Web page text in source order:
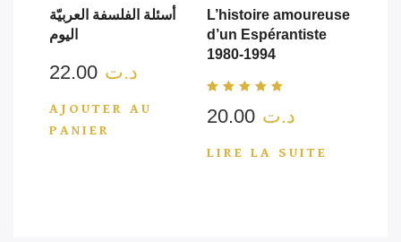
أسئلة الفلسفة العربيّة
اليوم
د.ت
AJOUTER AU
PANIER
L’histoire amoureuse
d’un Espérantiste
1980-1994
5.00
sur 5
د.ت 20.00
LIRE LA SUITE